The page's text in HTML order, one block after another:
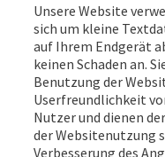
Unsere Website
sich um kleine
auf Ihrem Endgerät
keinen Schaden an.
Benutzung der
Userfreundlichkeit
Nutzer und dienen
der Websitenutzung
Verbesserung des